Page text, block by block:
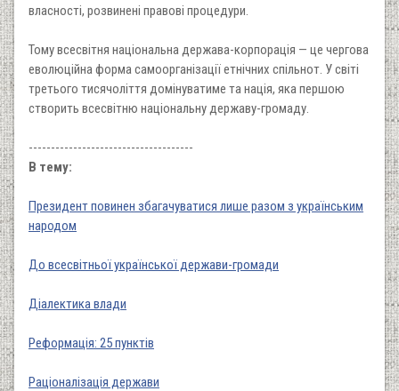
власності, розвинені правові процедури.
Тому всесвітня національна держава-корпорація — це чергова
еволюційна форма самоорганізації етнічних спільнот. У світі
третього тисячоліття домінуватиме та нація, яка першою
створить всесвітню національну державу-громаду.
-------------------------------------
В тему:
Президент повинен збагачуватися лише разом з українським
народом
До всесвітньої української держави-громади
Діалектика влади
Реформація: 25 пунктів
Раціоналізація держави